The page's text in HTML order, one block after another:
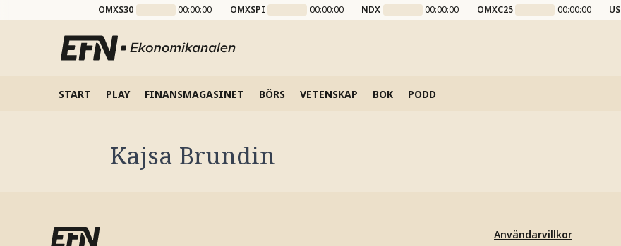
OMXS30 00:00:00 OMXSPI 00:00:00 NDX 00:00:00 OMXC25 00:00:00
START PLAY FINANSMAGASINET BÖRS VETENSKAP BOK PODD
Kajsa Brundin
Användarvillkor